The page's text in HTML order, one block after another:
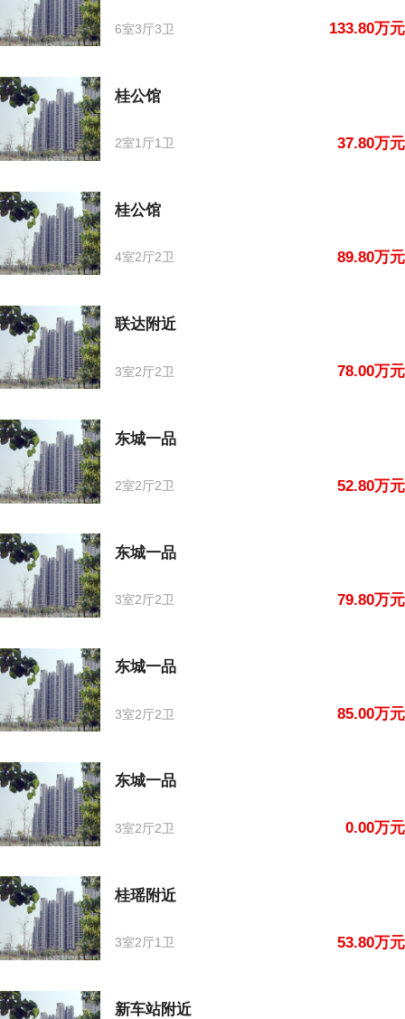
6室3厅3卫 133.80万元
桂公馆
2室1厅1卫 37.80万元
桂公馆
4室2厅2卫 89.80万元
联达附近
3室2厅2卫 78.00万元
东城一品
2室2厅2卫 52.80万元
东城一品
3室2厅2卫 79.80万元
东城一品
3室2厅2卫 85.00万元
东城一品
3室2厅2卫 0.00万元
桂瑶附近
3室2厅1卫 53.80万元
新车站附近